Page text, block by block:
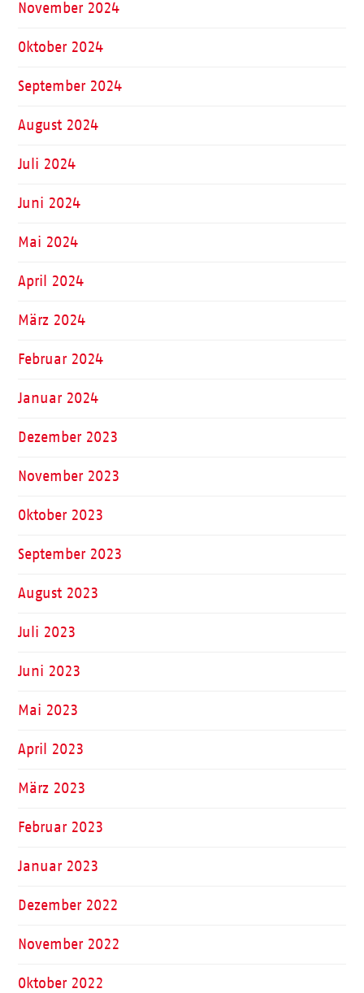
November 2024
Oktober 2024
September 2024
August 2024
Juli 2024
Juni 2024
Mai 2024
April 2024
März 2024
Februar 2024
Januar 2024
Dezember 2023
November 2023
Oktober 2023
September 2023
August 2023
Juli 2023
Juni 2023
Mai 2023
April 2023
März 2023
Februar 2023
Januar 2023
Dezember 2022
November 2022
Oktober 2022